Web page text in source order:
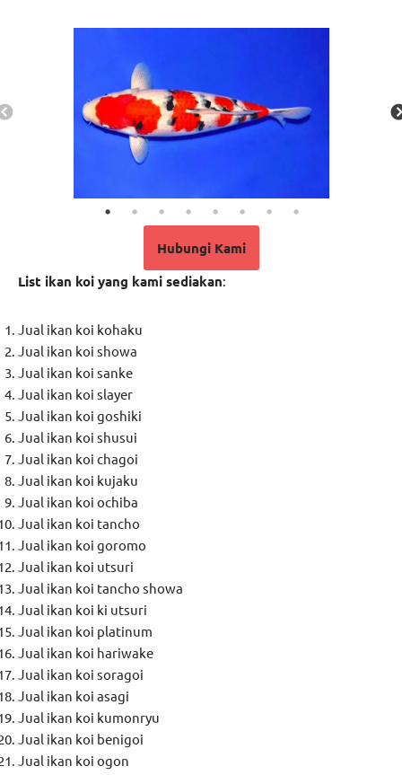
Hubungi Kami
List ikan koi yang kami sediakan:
Jual ikan koi kohaku
Jual ikan koi showa
Jual ikan koi sanke
Jual ikan koi slayer
Jual ikan koi goshiki
Jual ikan koi shusui
Jual ikan koi chagoi
Jual ikan koi kujaku
Jual ikan koi ochiba
Jual ikan koi tancho
Jual ikan koi goromo
Jual ikan koi utsuri
Jual ikan koi tancho showa
Jual ikan koi ki utsuri
Jual ikan koi platinum
Jual ikan koi hariwake
Jual ikan koi soragoi
Jual ikan koi asagi
Jual ikan koi kumonryu
Jual ikan koi benigoi
Jual ikan koi ogon